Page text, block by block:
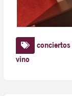
conciertos
vino